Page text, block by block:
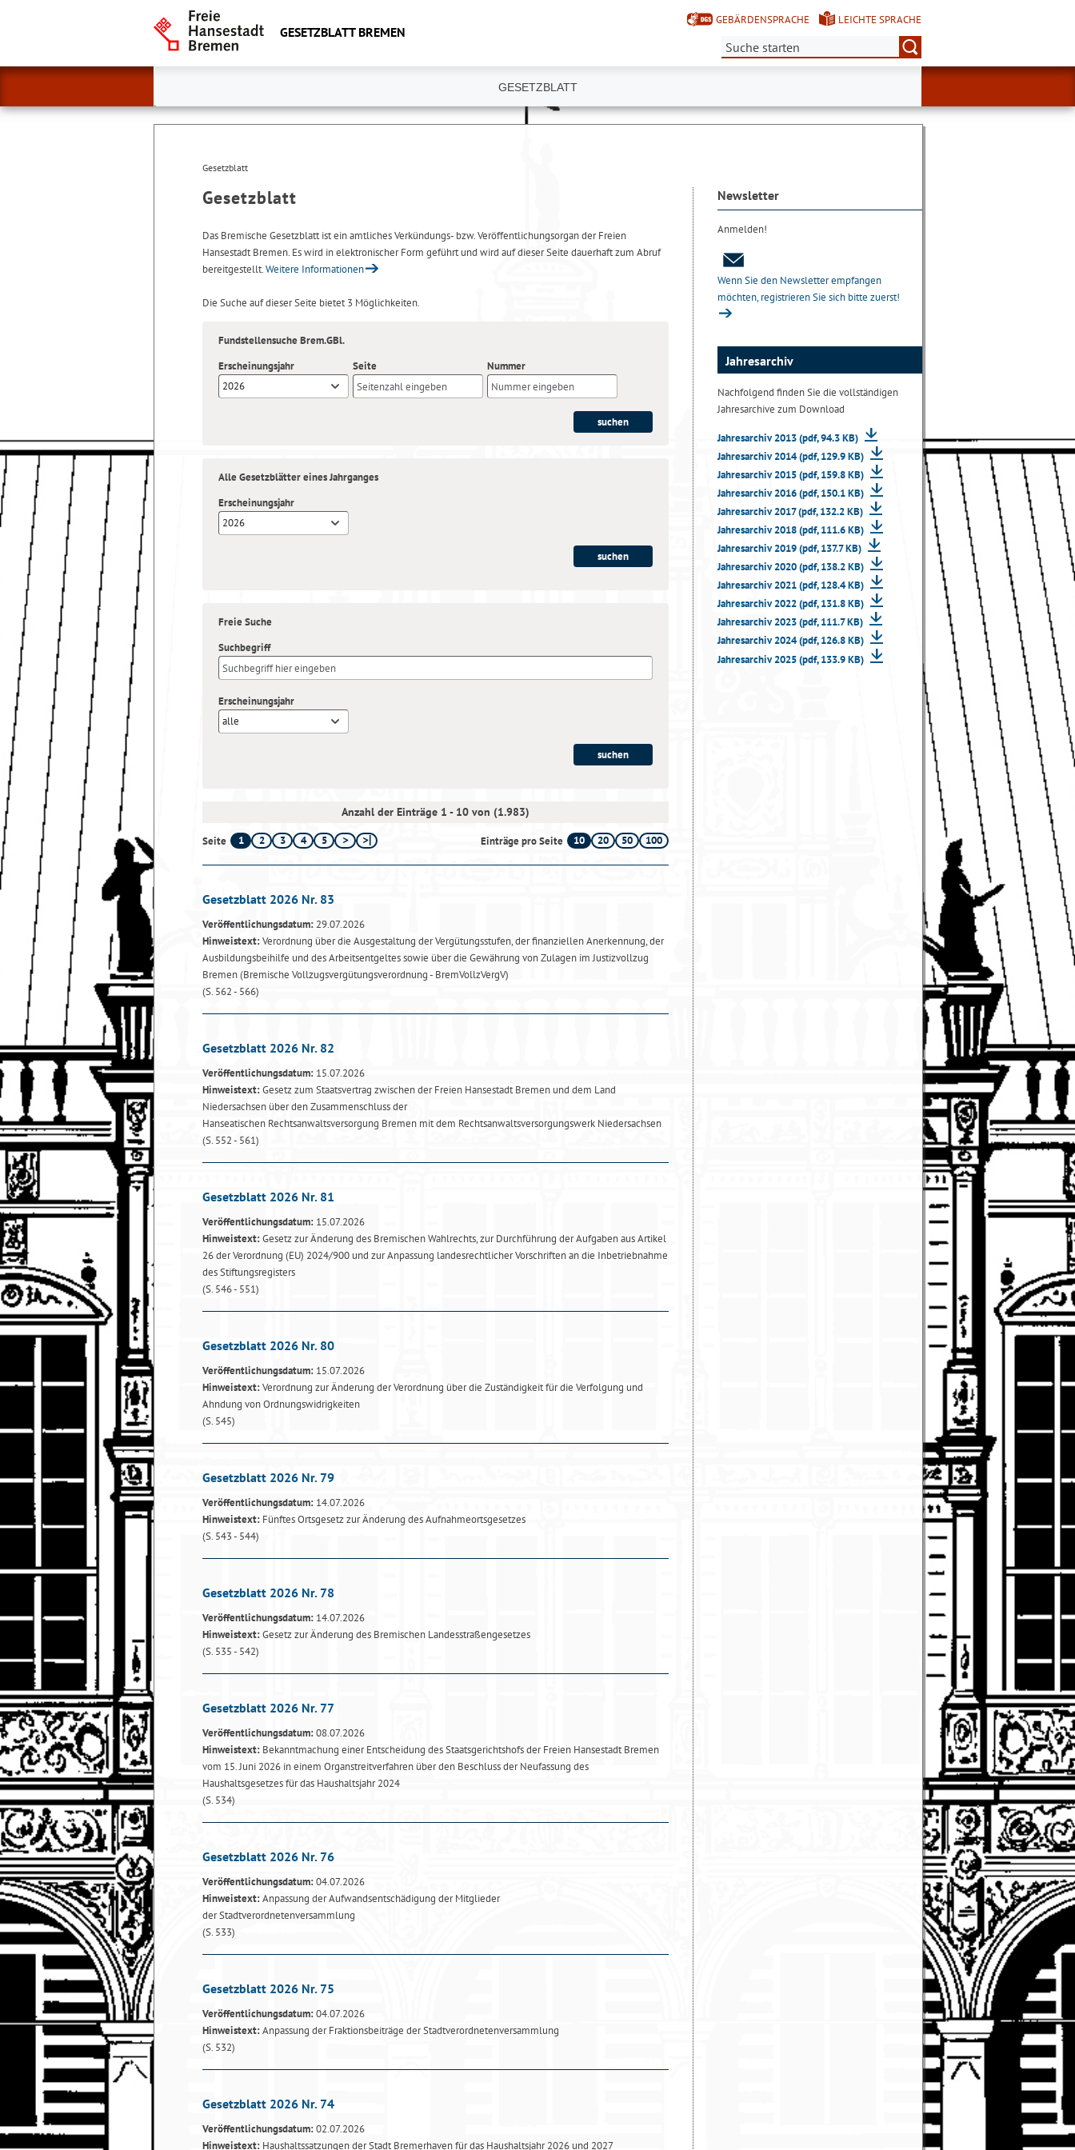
GESETZBLATT BREMEN
GEBÄRDENSPRACHE
LEICHTE SPRACHE
Suche:
GESETZBLATT
Gesetzblatt
Gesetzblatt
Das Bremische Gesetzblatt ist ein amtliches Verkündungs- bzw. Veröffentlichungsorgan der Freien
Hansestadt Bremen. Es wird in elektronischer Form geführt und wird auf dieser Seite dauerhaft zum Abruf
bereitgestellt.Weitere Informationen
Die Suche auf dieser Seite bietet 3 Möglichkeiten.
Fundstellensuche Brem.GBl.
Erscheinungsjahr
2026
Seite Nummer
Alle Gesetzblätter eines Jahrganges
Erscheinungsjahr
2026
Freie Suche
Suchbegriff
Erscheinungsjahr
alle
Anzahl der Einträge 1 - 10 von (1.983)
Seite 1 2 3 4 5 Einträge pro Seite 10 20 50 100
Gesetzblatt 2026 Nr. 83
Veröffentlichungsdatum: 29.07.2026
Hinweistext:Verordnung über die Ausgestaltung der Vergütungsstufen, der finanziellen Anerkennung, der
Ausbildungsbeihilfe und des Arbeitsentgeltes sowie über die Gewährung von Zulagen im Justizvollzug
Bremen (Bremische Vollzugsvergütungsverordnung - BremVollzVergV)
(S. 562 - 566)
Gesetzblatt 2026 Nr. 82
Veröffentlichungsdatum: 15.07.2026
Hinweistext:Gesetz zum Staatsvertrag zwischen der Freien Hansestadt Bremen und dem Land
Niedersachsen über den Zusammenschluss der
Hanseatischen Rechtsanwaltsversorgung Bremen mit dem Rechtsanwaltsversorgungswerk Niedersachsen
(S. 552 - 561)
Gesetzblatt 2026 Nr. 81
Veröffentlichungsdatum: 15.07.2026
Hinweistext:Gesetz zur Änderung des Bremischen Wahlrechts, zur Durchführung der Aufgaben aus Artikel
26 der Verordnung (EU) 2024/900 und zur Anpassung landesrechtlicher Vorschriften an die Inbetriebnahme
des Stiftungsregisters
(S. 546 - 551)
Gesetzblatt 2026 Nr. 80
Veröffentlichungsdatum: 15.07.2026
Hinweistext:Verordnung zur Änderung der Verordnung über die Zuständigkeit für die Verfolgung und
Ahndung von Ordnungswidrigkeiten
(S. 545)
Gesetzblatt 2026 Nr. 79
Veröffentlichungsdatum: 14.07.2026
Hinweistext: Fünftes Ortsgesetz zur Änderung des Aufnahmeortsgesetzes
(S. 543 - 544)
Gesetzblatt 2026 Nr. 78
Veröffentlichungsdatum: 14.07.2026
Hinweistext:Gesetz zur Änderung des Bremischen Landesstraßengesetzes
(S. 535 - 542)
Gesetzblatt 2026 Nr. 77
Veröffentlichungsdatum:08.07.2026
Hinweistext: Bekanntmachung einer Entscheidung des Staatsgerichtshofs der Freien Hansestadt Bremen
vom 15. Juni 2026 in einem Organstreitverfahren über den Beschluss der Neufassung des
Haushaltsgesetzes für das Haushaltsjahr 2024
(S. 534)
Gesetzblatt 2026 Nr. 76
Veröffentlichungsdatum:04.07.2026
Hinweistext:Anpassung der Aufwandsentschädigung der Mitglieder
der Stadtverordnetenversammlung
(S. 533)
Gesetzblatt 2026 Nr. 75
Veröffentlichungsdatum:04.07.2026
Hinweistext:Anpassung der Fraktionsbeiträge der Stadtverordnetenversammlung
(S. 532)
Gesetzblatt 2026 Nr. 74
Veröffentlichungsdatum:02.07.2026
Hinweistext: Haushaltssatzungen der Stadt Bremerhaven für das Haushaltsjahr 2026 und 2027
Newsletter
Anmelden!
Wenn Sie den Newsletter empfangen
möchten, registrieren Sie sich bitte zuerst!
Jahresarchiv
Nachfolgend finden Sie die vollständigen
Jahresarchive zum Download
Jahresarchiv 2013 (pdf, 94.3 KB)
Jahresarchiv 2014 (pdf, 129.9 KB)
Jahresarchiv 2015 (pdf, 159.8 KB)
Jahresarchiv 2016 (pdf, 150.1 KB)
Jahresarchiv 2017 (pdf, 132.2 KB)
Jahresarchiv 2018 (pdf, 111.6 KB)
Jahresarchiv 2019 (pdf, 137.7 KB)
Jahresarchiv 2020 (pdf, 138.2 KB)
Jahresarchiv 2021 (pdf, 128.4 KB)
Jahresarchiv 2022 (pdf, 131.8 KB)
Jahresarchiv 2023 (pdf, 111.7 KB)
Jahresarchiv 2024 (pdf, 126.8 KB)
Jahresarchiv 2025 (pdf, 133.9 KB)